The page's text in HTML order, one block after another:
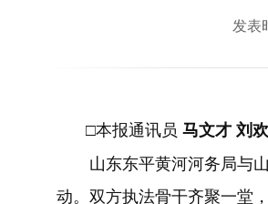
发表
□本报通讯员 马文才 刘
山东东平黄河河务局与山
动。双方执法骨干齐聚一堂